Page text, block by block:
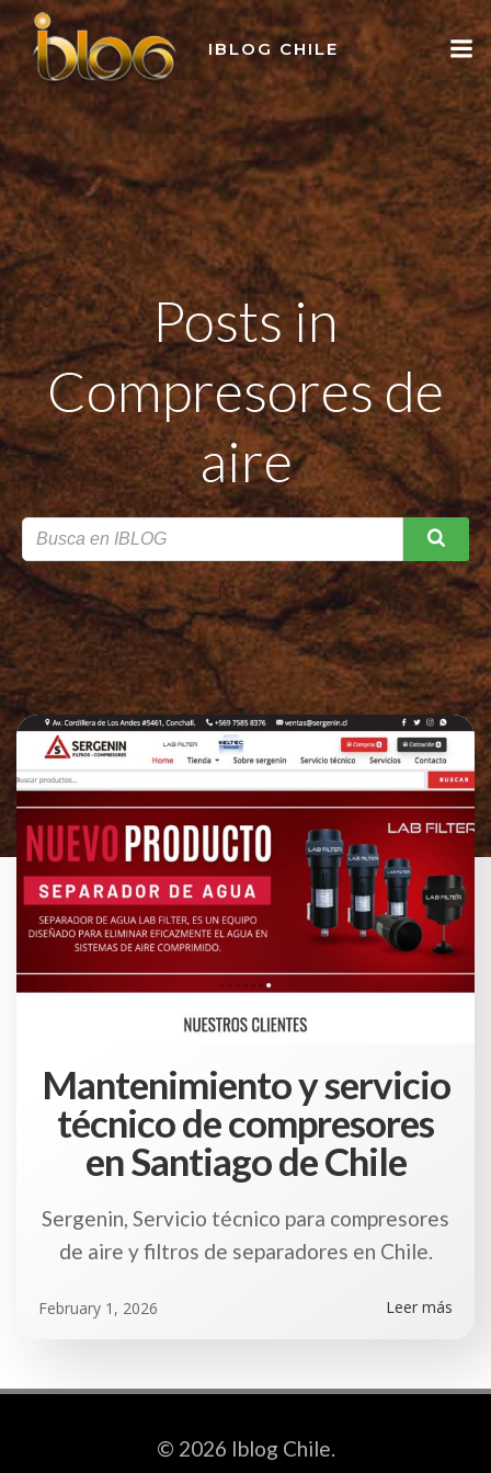
Skip
to
content
IBLOG CHILE
Posts in
Compresores de
aire
Mantenimiento y servicio
técnico de compresores
en Santiago de Chile
Sergenin, Servicio técnico para compresores
de aire y filtros de separadores en Chile.
February 1, 2026 Leer más
© 2026 Iblog Chile.